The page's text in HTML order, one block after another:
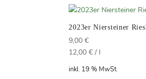
2023er Niersteiner
9,00€
12,00€ / l
inkl. 19 % MwSt.